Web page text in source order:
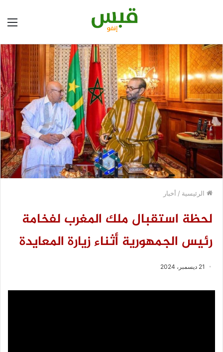
الرئيسية / أخبار
لحظة استقبال ملك المغرب لفخامة
رئيس الجمهورية أثناء زيارة المعايدة
21 ديسمبر، 2024